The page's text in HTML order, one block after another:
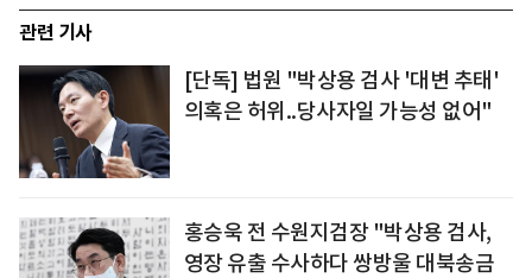
관련 기사
[단독] 법원 "박상용 검사 '대변 추태'
의혹은 허위..당사자일 가능성 없어"
홍승욱 전 수원지검장 "박상용 검사,
영장 유출 수사하다 쌍방울 대북송금